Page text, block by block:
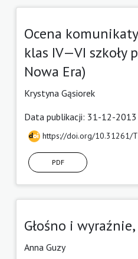
Ocena
klas IV—VI
Nowa Era)
Krystyna Gąsiorek
Data publikacji: 31-12-2013
https://doi.org/10.31261/
PDF
Głośno i
Anna Guzy